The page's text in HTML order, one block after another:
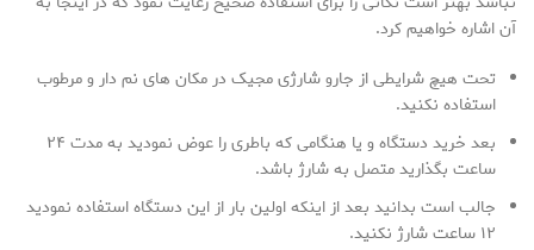
آن اشاره خواهیم کرد.
تحت هیچ شرایطی از جارو شارژی مجیک در مکان های نم دار و مرطوب
استفاده نکنید.
بعد خرید دستگاه و یا هنگامی که باطری را عوض نمودید به مدت ۲۴
ساعت بگذارید متصل به شارژ باشد.
جالب است بدانید بعد از اینکه اولین بار از این دستگاه استفاده نمودید
۱۲ ساعت شارژ نکنید.